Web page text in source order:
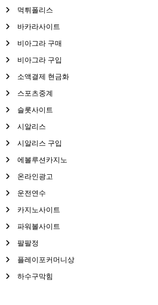
먹튀폴리스
바카라사이트
비아그라 구매
비아그라 구입
소액결제 현금화
스포츠중계
슬롯사이트
시알리스
시알리스 구입
에볼루션카지노
온라인광고
운전연수
카지노사이트
파워볼사이트
팔팔정
플레이포커머니상
하수구막힘